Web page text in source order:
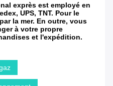
exprès est employé en
UPS, TNT. Pour le
la mer. En outre, vous
à votre propre
et l'expédition.